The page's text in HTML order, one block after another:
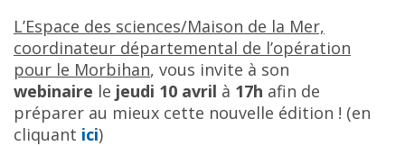
L’Espace des sciences/Maison de la Mer,
coordinateur départemental de l’opération
pour le Morbihan, vous invite à son
webinaire le jeudi 10 avril à 17h afin de
préparer au mieux cette nouvelle édition ! (en
cliquant ici)